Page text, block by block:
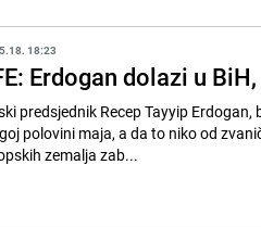
18:23
Erdogan dolazi u
predsjednik Recep Tayyip
polovini maja, a da to niko od
zemalja zab...